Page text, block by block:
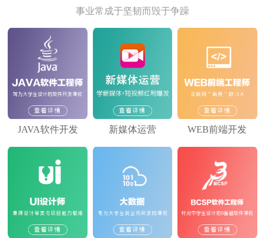
事业常成于坚韧而毁于争躁
JAVA软件开发 新媒体运营 WEB前端开发